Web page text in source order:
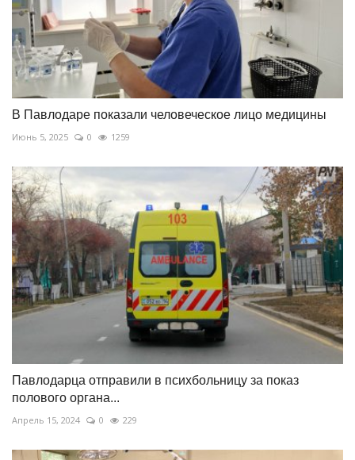
В Павлодаре показали человеческое лицо медицины
Июнь 5, 2025 0 1259
Павлодарца отправили в психбольницу за показ
полового органа...
Апрель 15, 2024 0 229